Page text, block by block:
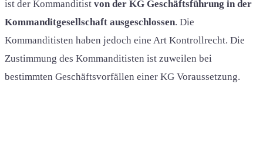
ist der Kommanditist von der KG Geschäftsführung in der
Kommanditgesellschaft ausgeschlossen. Die
Kommanditisten haben jedoch eine Art Kontrollrecht. Die
Zustimmung des Kommanditisten ist zuweilen bei
bestimmten Geschäftsvorfällen einer KG Voraussetzung.